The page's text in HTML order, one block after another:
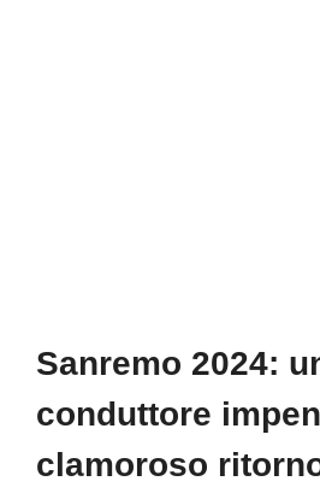
Sanremo 2024:
conduttore
clamoroso